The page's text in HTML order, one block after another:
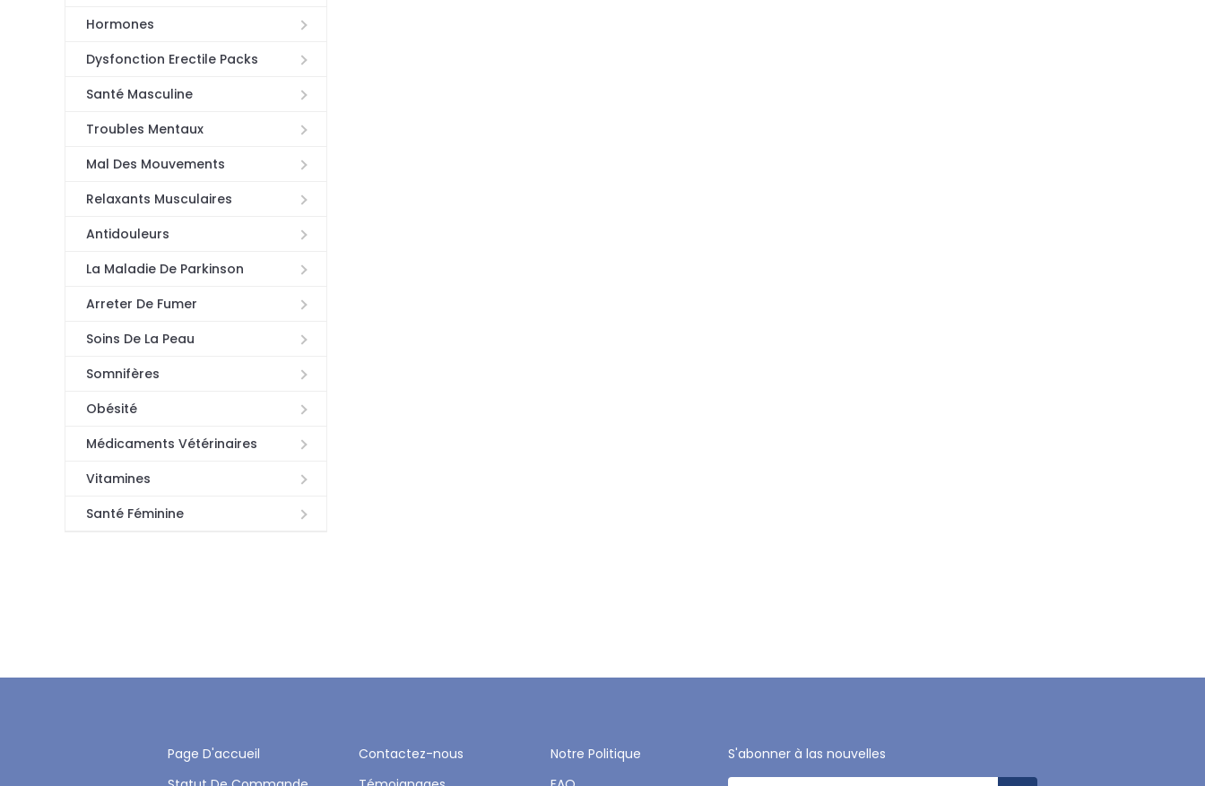
Hormones
Dysfonction Erectile Packs
Santé Masculine
Troubles Mentaux
Mal Des Mouvements
Relaxants Musculaires
Antidouleurs
La Maladie De Parkinson
Arreter De Fumer
Soins De La Peau
Somnifères
Obésité
Médicaments Vétérinaires
Vitamines
Santé Féminine
Page D'accueil Contactez-nous
Notre Politique
S'abonner à las nouvelles